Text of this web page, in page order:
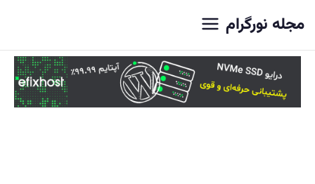
مجله نورگرام